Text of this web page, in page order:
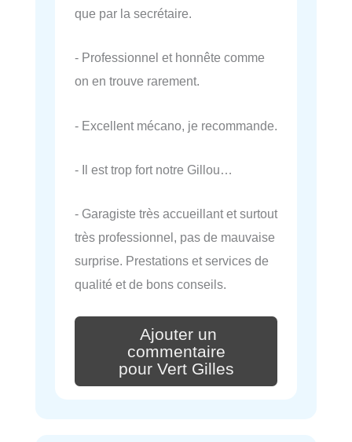
que par la secrétaire.
- Professionnel et honnête comme
on en trouve rarement.
- Excellent mécano, je recommande.
- Il est trop fort notre Gillou…
- Garagiste très accueillant et surtout
très professionnel, pas de mauvaise
surprise. Prestations et services de
qualité et de bons conseils.
Ajouter un
commentaire
pour Vert Gilles